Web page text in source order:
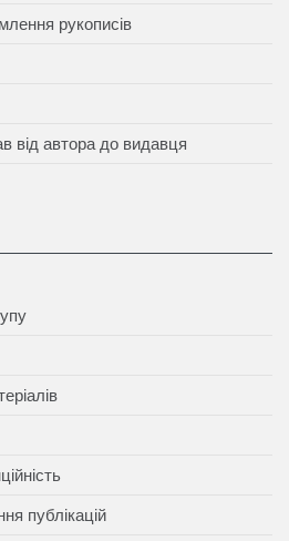
рукописів
від автора до видавця
публікацій